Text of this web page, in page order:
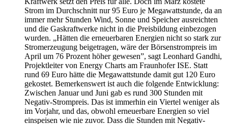
Strom im Durchschnitt nur 95 Euro je Megawattstunde, da an
immer mehr Stunden Wind, Sonne und Speicher ausreichten
und die Gaskraftwerke nicht in die Preisbildung einbezogen
wurden. „Hätten die erneuerbaren Energien nicht so stark zur
Stromerzeugung beigetragen, wäre der Börsenstrompreis im
April um 76 Prozent höher gewesen”, sagt Leonhard Gandhi,
Projektleiter von Energy Charts am Fraunhofer ISE. Statt
rund 69 Euro hätte die Megawattstunde damit gut 120 Euro
gekostet. Bemerkenswert ist auch die folgende Entwicklung:
Zwischen Januar und Juni gab es rund 300 Stunden mit
Negativ-Strompreis. Das ist immerhin ein Viertel weniger als
im Vorjahr, und das, obwohl erneuerbare Energien so viel
einspeisen wie nie zuvor. Dass die Stunden mit Negativ-